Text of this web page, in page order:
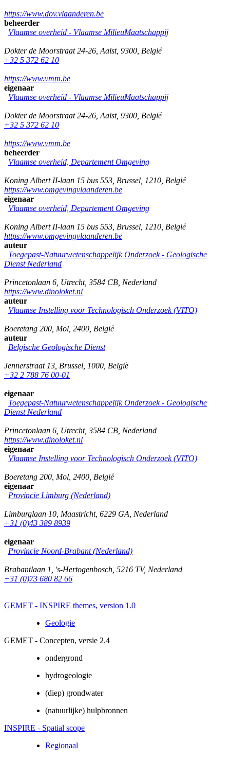
https://www.dov.vlaanderen.be
beheerder
Vlaamse overheid - Vlaamse MilieuMaatschappij
Dokter de Moorstraat 24-26 Aalst, 9300 België
+32 5 372 62 10
https://www.vmm.be
eigenaar
Vlaamse overheid - Vlaamse MilieuMaatschappij
Dokter de Moorstraat 24-26 Aalst, 9300 België
+32 5 372 62 10
https://www.vmm.be
beheerder
Vlaamse overheid, Departement Omgeving
Koning Albert II-laan 15 bus 553 Brussel 1210 België
https://www.omgevingvlaanderen.be
eigenaar
Vlaamse overheid, Departement Omgeving
Koning Albert II-laan 15 bus 553 Brussel 1210 België
https://www.omgevingvlaanderen.be
auteur
Toegepast-Natuurwetenschappelijk Onderzoek - Geologische
Dienst Nederland
Princetonlaan 6 Utrecht, 3584 CB Nederland
https://www.dinoloket.nl
auteur
Vlaamse Instelling voor Technologisch Onderzoek (VITO)
Boeretang 200 Mol 2400 België
auteur
Belgische Geologische Dienst
Jennerstraat 13 Brussel 1000 België
+32 2 788 76 00-01
eigenaar
Toegepast-Natuurwetenschappelijk Onderzoek - Geologische
Dienst Nederland
Princetonlaan 6 Utrecht, 3584 CB Nederland
https://www.dinoloket.nl
eigenaar
Vlaamse Instelling voor Technologisch Onderzoek (VITO)
Boeretang 200 Mol 2400 België
eigenaar
Provincie Limburg (Nederland)
Limburglaan 10 Maastricht, 6229 GA Nederland
+31 (0)43 389 8939
eigenaar
Provincie Noord-Brabant (Nederland)
Brabantlaan 1 's-Hertogenbosch 5216 TV, Nederland
+31 (0)73 680 82 66
GEMET - INSPIRE themes, version 1.0
Geologie
GEMET - Concepten, versie 2.4
ondergrond
hydrogeologie
(diep) grondwater
(natuurlijke) hulpbronnen
INSPIRE - Spatial scope
Regionaal